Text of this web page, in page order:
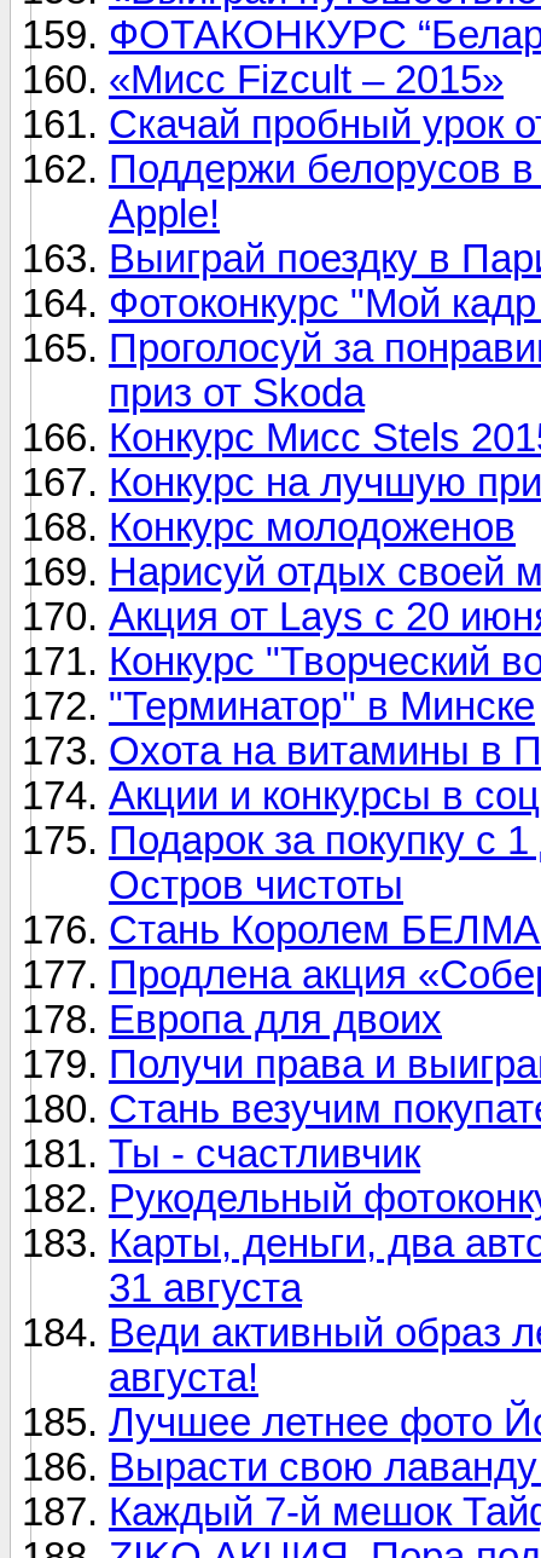
ФОТАКОНКУРС
«Мисс Fizcult – 2015»
Скачай пробный урок
Поддержи белорусов
Apple!
Выиграй поездку в
Фотоконкурс "Мой
Проголосуй за
приз от Skoda
Конкурс Мисс Stels
Конкурс на лучшую
Конкурс молодоженов
Нарисуй отдых своей
Акция от Lays с 20
Конкурс "Творческий
"Терминатор" в Минске
Охота на витамины в
Акции и конкурсы в
Подарок за покупку с
Остров чистоты
Стань Королем
Продлена акция
Европа для двоих
Получи права и
Стань везучим
Ты - счастливчик
Рукодельный
Карты, деньги, два
31 августа
Веди активный образ
августа!
Лучшее летнее фото
Вырасти свою
Каждый 7-й мешок